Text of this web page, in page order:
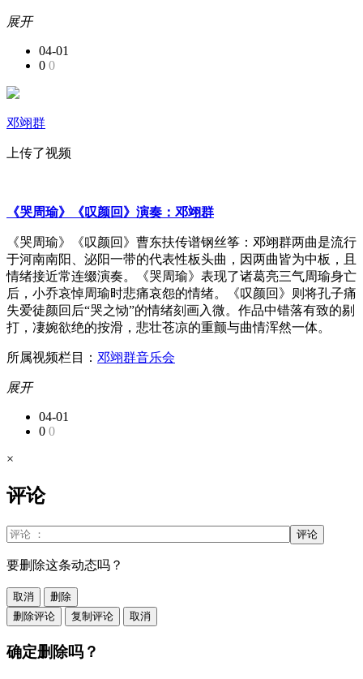
展开
04-01
0 0
邓翊群
上传了视频
《哭周瑜》《叹颜回》演奏：邓翊群
《哭周瑜》《叹颜回》曹东扶传谱钢丝筝：邓翊群两曲是流行
于河南南阳、泌阳一带的代表性板头曲，因两曲皆为中板，且
情绪接近常连缀演奏。《哭周瑜》表现了诸葛亮三气周瑜身亡
后，小乔哀悼周瑜时悲痛哀怨的情绪。《叹颜回》则将孔子痛
失爱徒颜回后“哭之恸”的情绪刻画入微。作品中错落有致的剔
打，凄婉欲绝的按滑，悲壮苍凉的重颤与曲情浑然一体。
所属视频栏目： 邓翊群音乐会
展开
04-01
0 0
×
评论
评论
要删除这条动态吗？
取消
删除
删除评论
复制评论 取消
确定删除吗？